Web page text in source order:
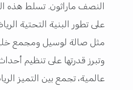
النصف ماراثون. تسلط هذه
على تطور البنية التحتية
مثل صالة لوسيل ومجمع
وتبرز قدرتها على تنظيم
عالمية، تجمع بين التميز